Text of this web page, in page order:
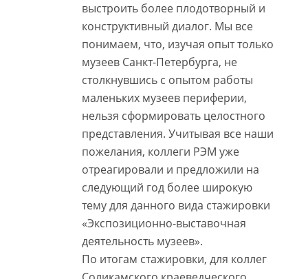
выстроить более плодотворный и
конструктивный диалог. Мы все
понимаем, что, изучая опыт только
музеев Санкт-Петербурга, не
столкнувшись с опытом работы
маленьких музеев периферии,
нельзя сформировать целостного
представления. Учитывая все наши
пожелания, коллеги РЭМ уже
отреагировали и предложили на
следующий год более широкую
тему для данного вида стажировки
«Экспозиционно-выставочная
деятельность музеев».
По итогам стажировки, для коллег